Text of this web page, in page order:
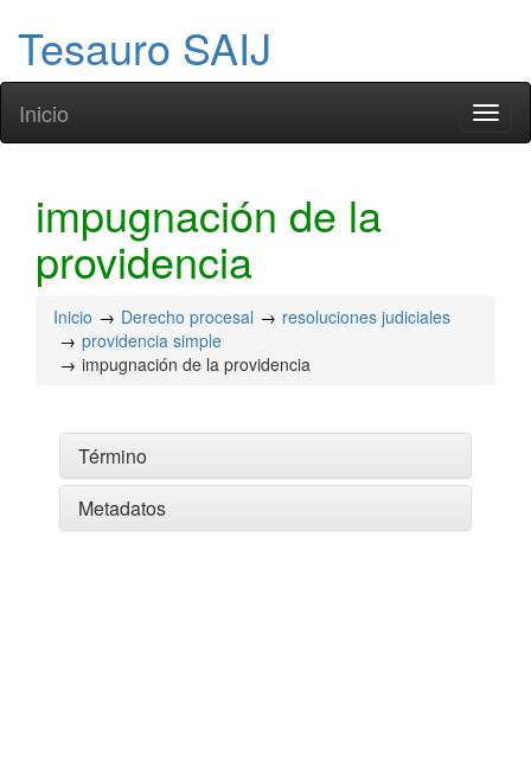
Tesauro SAIJ
Inicio
impugnación de la
providencia
Inicio Derecho procesal
resoluciones judiciales
providencia simple
impugnación de la providencia
Término
Metadatos